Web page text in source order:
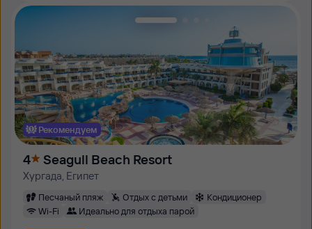
Рекомендуем
4 Seagull Beach Resort
Хургада, Египет
Песчаный пляж Отдых с детьми
Кондиционер
Wi-Fi
Идеально для отдыха парой